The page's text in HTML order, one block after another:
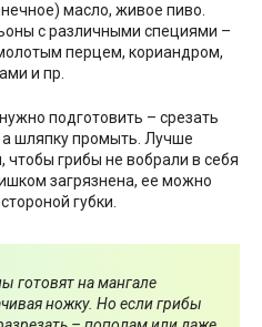
масло, живое пиво.
с различными специями –
перцем, кориандром,
и пр.
подготовить – срезать
а шляпку промыть. Лучше
чтобы грибы не вобрали в себя
загрязнена, ее можно
губки.
готовят на мангале
ножку. Но если грибы